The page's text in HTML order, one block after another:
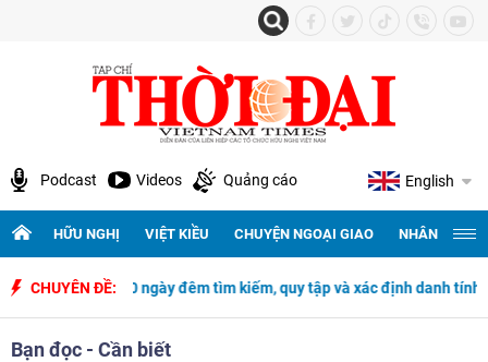
Podcast Videos Quảng cáo English
HỮU NGHỊ VIỆT KIỀU CHUYỆN NGOẠI GIAO NHÂN
CHUYÊN ĐỀ:
500 ngày đêm tìm kiếm, quy tập và xác định danh tính hài cốt liệt sĩ
Bạn đọc - Cần biết